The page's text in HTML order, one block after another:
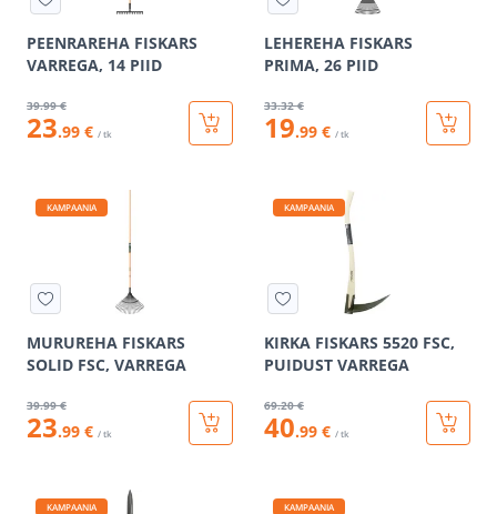
PEENRAREHA FISKARS
VARREGA, 14 PIID
39.99 €
23.99 € / tk
LEHEREHA FISKARS
PRIMA, 26 PIID
33.32 €
19.99 € / tk
KAMPAANIA
MURUREHA FISKARS
SOLID FSC, VARREGA
39.99 €
23.99 € / tk
KAMPAANIA
KIRKA FISKARS 5520 FSC,
PUIDUST VARREGA
69.20 €
40.99 € / tk
KAMPAANIA KAMPAANIA